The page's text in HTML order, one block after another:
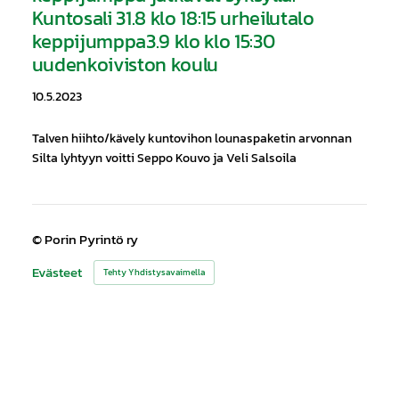
Kuntosali 31.8 klo 18:15 urheilutalo
keppijumppa3.9 klo klo 15:30
uudenkoiviston koulu
10.5.2023
Talven hiihto/kävely kuntovihon lounaspaketin arvonnan
Silta lyhtyyn voitti Seppo Kouvo ja Veli Salsoila
©Porin Pyrintö ry
Evästeet
Tehty Yhdistysavaimella